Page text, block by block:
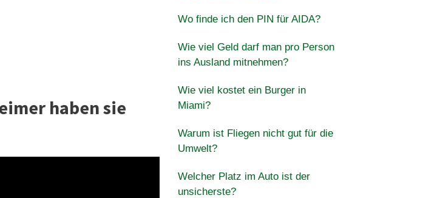
haben sie
Wo finde ich den PIN für AIDA?
Wie viel Geld darf man pro Person
ins Ausland mitnehmen?
Wie viel kostet ein Burger in
Miami?
Warum ist Fliegen nicht gut für die
Umwelt?
Welcher Platz im Auto ist der
unsicherste?